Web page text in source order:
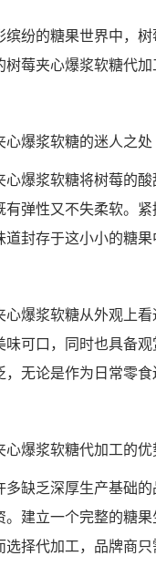
缤纷的糖果世界中，
树莓夹心爆浆软糖代
心爆浆软糖的迷人之处
心爆浆软糖将树莓的
有弹性又不失柔软。
道封存于这小小的糖
心爆浆软糖从外观上
味可口，同时也具备
，无论是作为日常零食
心爆浆软糖代加工的优
多缺乏深厚生产基础
。建立一个完整的糖
选择代加工，品牌商